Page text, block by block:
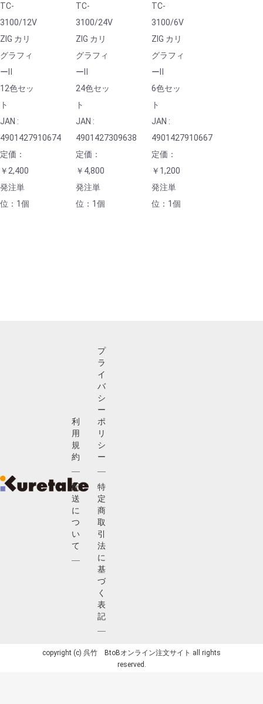
TC-
3100/12V
ZIG カリ
グラフィ
ーⅡ
12色セッ
ト
JAN :
4901427910674
定価：
￥2,400
発注単
位：1個
TC-
3100/24V
ZIG カリ
グラフィ
ーⅡ
24色セッ
ト
JAN :
4901427309638
定価：
￥4,800
発注単
位：1個
TC-
3100/6V
ZIG カリ
グラフィ
ーⅡ
6色セッ
ト
JAN :
4901427910667
定価：
￥1,200
発注単
位：1個
利
用
規
約
配
送
に
つ
い
て
プ
ラ
イ
バ
シ
ー
ポ
リ
シ
ー
特
定
商
取
引
法
に
基
づ
く
表
記
copyright (c) 呉竹 BtoBオンライン注文サイト all rights
reserved.